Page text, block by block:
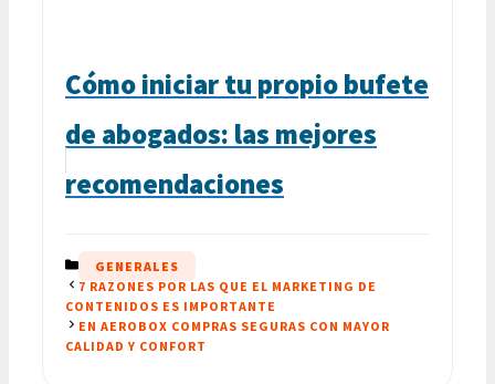
Cómo iniciar tu propio bufete
de abogados: las mejores
recomendaciones
CATEGORÍAS
GENERALES
7 RAZONES POR LAS QUE EL MARKETING DE
CONTENIDOS ES IMPORTANTE
EN AEROBOX COMPRAS SEGURAS CON MAYOR
CALIDAD Y CONFORT